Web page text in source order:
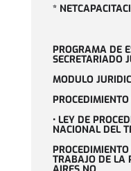
*
PROGRAMA DE
SECRETARIADO
MODULO
• LEY DE
NACIONAL DEL
TRABAJO DE LA